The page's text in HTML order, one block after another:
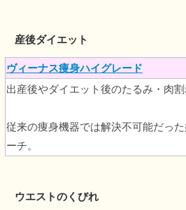
産後ダイエット
ヴィーナス痩身ハイグレード
出産後やダイエット後のたるみ・肉
従来の痩身機器では解決不可能だっ
ーチ。
ウエストのくびれ